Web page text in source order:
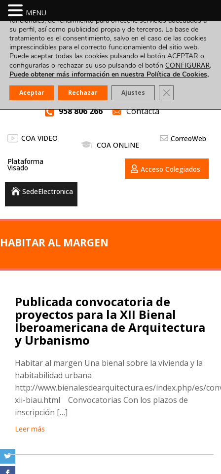
958 806 266 Contacta
COA VIDEO
COA ONLINE
CorreoWeb
Plataforma
Visado Acceso Colegiados
SedeElectronica
HABITAR AL MARGEN
Publicada convocatoria de
proyectos para la XII Bienal
Iberoamericana de Arquitectura
y Urbanismo
Habitar al margen Una bienal sobre la vivienda y la
habitabilidad urbana
http://www.bienalesdearquitectura.es/index.php/es/
xii-biau.html Convocatorias Con los plazos de
inscripción […]
Leer más
MENU
Utilizamos cookies propias y de terceros para fines analíticos,
funcionales, de rendimiento para ofrecerle servicios adecuados a
su perfil, así como publicidad propia y de terceros. La base de
tratamiento es el consentimiento, salvo en el caso de las cookies
imprescindibles para el correcto funcionamiento del sitio web.
Puede aceptar todas las cookies pulsando el botón ACEPTAR o
configurarlas o rechazar su uso pulsando el botón CONFIGURAR.
Puede obtener más información en nuestra Política de Cookies,
Aceptar Rechazar Ajustes Cerrar el banner